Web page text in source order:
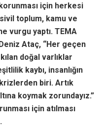
için herkesi
toplum, kamu ve
vurgu yaptı. TEMA
Ataç, “Her geçen
doğal varlıklar
kaybı, insanlığın
biri. Artık
koymak zorundayız.”
için atılması